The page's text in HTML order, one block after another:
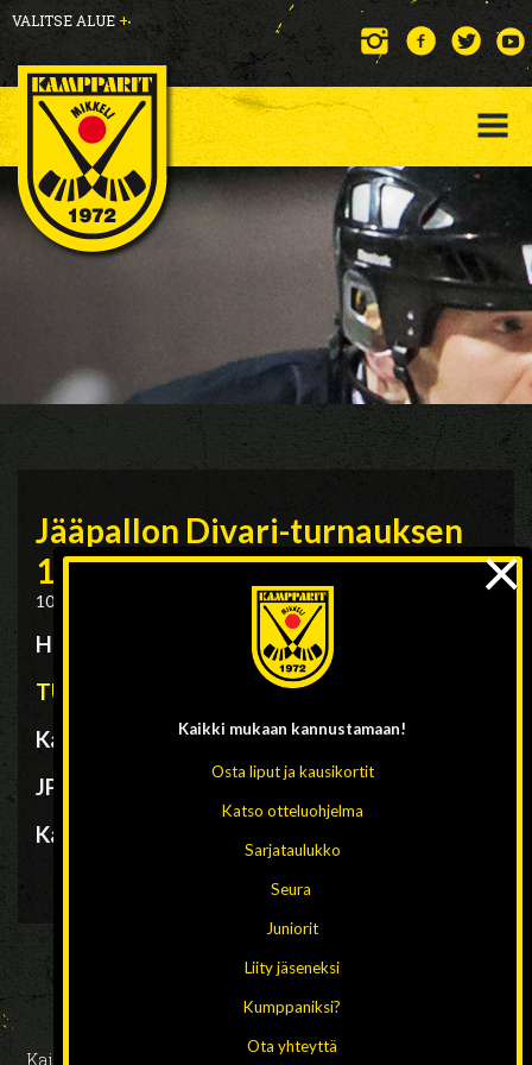
VALITSE ALUE +
Jääpallon Divari-turnauksen
12.1. tulokset
10.01.2025 Otteluraportit,Yleinen
Hänskin Divari-turnaus 12.1.
TULOKSET
Kampparit/HKV – JPS4-3
JPS – HIFK/2
Kampparit/HKV – HIFK/2
Kaikki oikeudet pidätetään 2026 // Design ja toteutus:
Kaikki mukaan kannustamaan!
Osta liput ja kausikortit
Katso otteluohjelma
Sarjataulukko
Seura
Juniorit
Liity jäseneksi
Kumppaniksi?
Ota yhteyttä
×